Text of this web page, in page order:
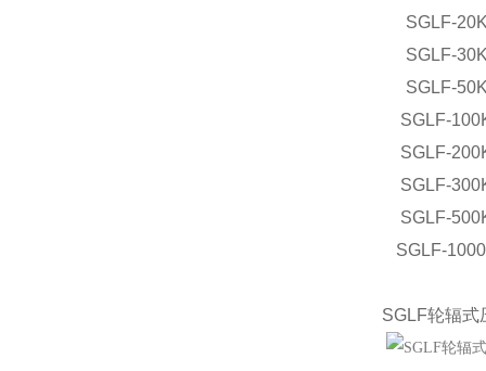
SGLF-
SGLF-
SGLF-
SGLF-
SGLF-
SGLF-
SGLF-
SGLF-
SGLF轮辐式